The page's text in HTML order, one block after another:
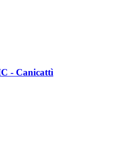
- Canicattì